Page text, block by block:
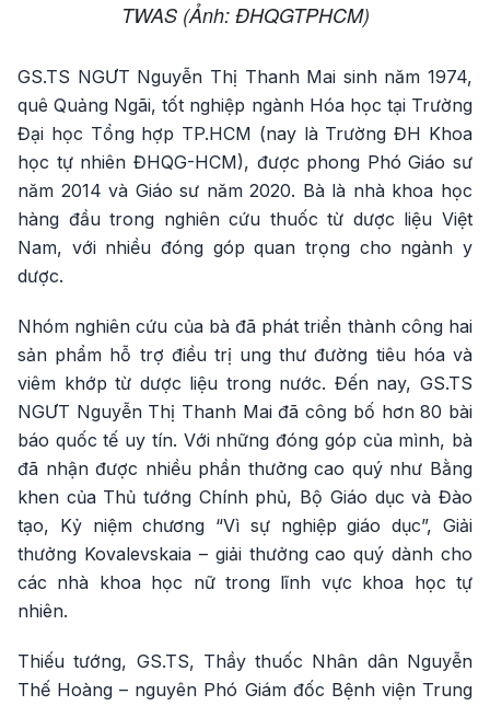
TWAS (Ảnh: ĐHQGTPHCM)
GS.TS NGƯT Nguyễn Thị Thanh Mai sinh năm 1974,
quê Quảng Ngãi, tốt nghiệp ngành Hóa học tại Trường
Đại học Tổng hợp TP.HCM (nay là Trường ĐH Khoa
học tự nhiên ĐHQG-HCM), được phong Phó Giáo sư
năm 2014 và Giáo sư năm 2020. Bà là nhà khoa học
hàng đầu trong nghiên cứu thuốc từ dược liệu Việt
Nam, với nhiều đóng góp quan trọng cho ngành y
dược.
Nhóm nghiên cứu của bà đã phát triển thành công hai
sản phẩm hỗ trợ điều trị ung thư đường tiêu hóa và
viêm khớp từ dược liệu trong nước. Đến nay, GS.TS
NGƯT Nguyễn Thị Thanh Mai đã công bố hơn 80 bài
báo quốc tế uy tín. Với những đóng góp của mình, bà
đã nhận được nhiều phần thưởng cao quý như Bằng
khen của Thủ tướng Chính phủ, Bộ Giáo dục và Đào
tạo, Kỷ niệm chương “Vì sự nghiệp giáo dục”, Giải
thưởng Kovalevskaia – giải thưởng cao quý dành cho
các nhà khoa học nữ trong lĩnh vực khoa học tự
nhiên.
Thiếu tướng, GS.TS, Thầy thuốc Nhân dân Nguyễn
Thế Hoàng – nguyên Phó Giám đốc Bệnh viện Trung